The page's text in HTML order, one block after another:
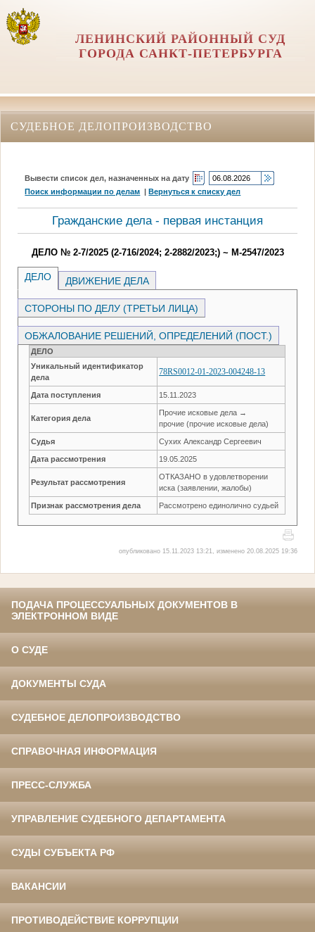
ЛЕНИНСКИЙ РАЙОННЫЙ СУД
ГОРОДА САНКТ-ПЕТЕРБУРГА
СУДЕБНОЕ ДЕЛОПРОИЗВОДСТВО
Вывести список дел, назначенных на дату
Поиск информации по делам |Вернуться к списку дел
Гражданские дела - первая инстанция
ДЕЛО № 2-7/2025 (2-716/2024; 2-2882/2023;) ~ М-2547/2023
ДЕЛО ДВИЖЕНИЕ ДЕЛА
СТОРОНЫ ПО ДЕЛУ (ТРЕТЬИ ЛИЦА)
ОБЖАЛОВАНИЕ РЕШЕНИЙ, ОПРЕДЕЛЕНИЙ (ПОСТ.)
ДЕЛО
Уникальный идентификатор
дела
78RS0012-01-2023-004248-13
Дата поступления 15.11.2023
Категория дела
Прочие исковые дела →
прочие (прочие исковые дела)
Судья Сухих Александр Сергеевич
Дата рассмотрения 19.05.2025
Результат рассмотрения
ОТКАЗАНО в удовлетворении
иска (заявлении, жалобы)
Признак рассмотрения дела Рассмотрено единолично судьей
опубликовано 15.11.2023 13:21, изменено 20.08.2025 19:36
ПОДАЧА ПРОЦЕССУАЛЬНЫХ ДОКУМЕНТОВ В
ЭЛЕКТРОННОМ ВИДЕ
О СУДЕ
ДОКУМЕНТЫ СУДА
СУДЕБНОЕ ДЕЛОПРОИЗВОДСТВО
СПРАВОЧНАЯ ИНФОРМАЦИЯ
ПРЕСС-СЛУЖБА
УПРАВЛЕНИЕ СУДЕБНОГО ДЕПАРТАМЕНТА
СУДЫ СУБЪЕКТА РФ
ВАКАНСИИ
ПРОТИВОДЕЙСТВИЕ КОРРУПЦИИ